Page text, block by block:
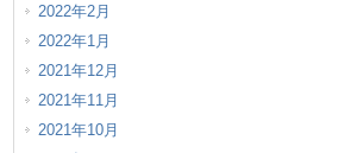
2022年2月
2022年1月
2021年12月
2021年11月
2021年10月